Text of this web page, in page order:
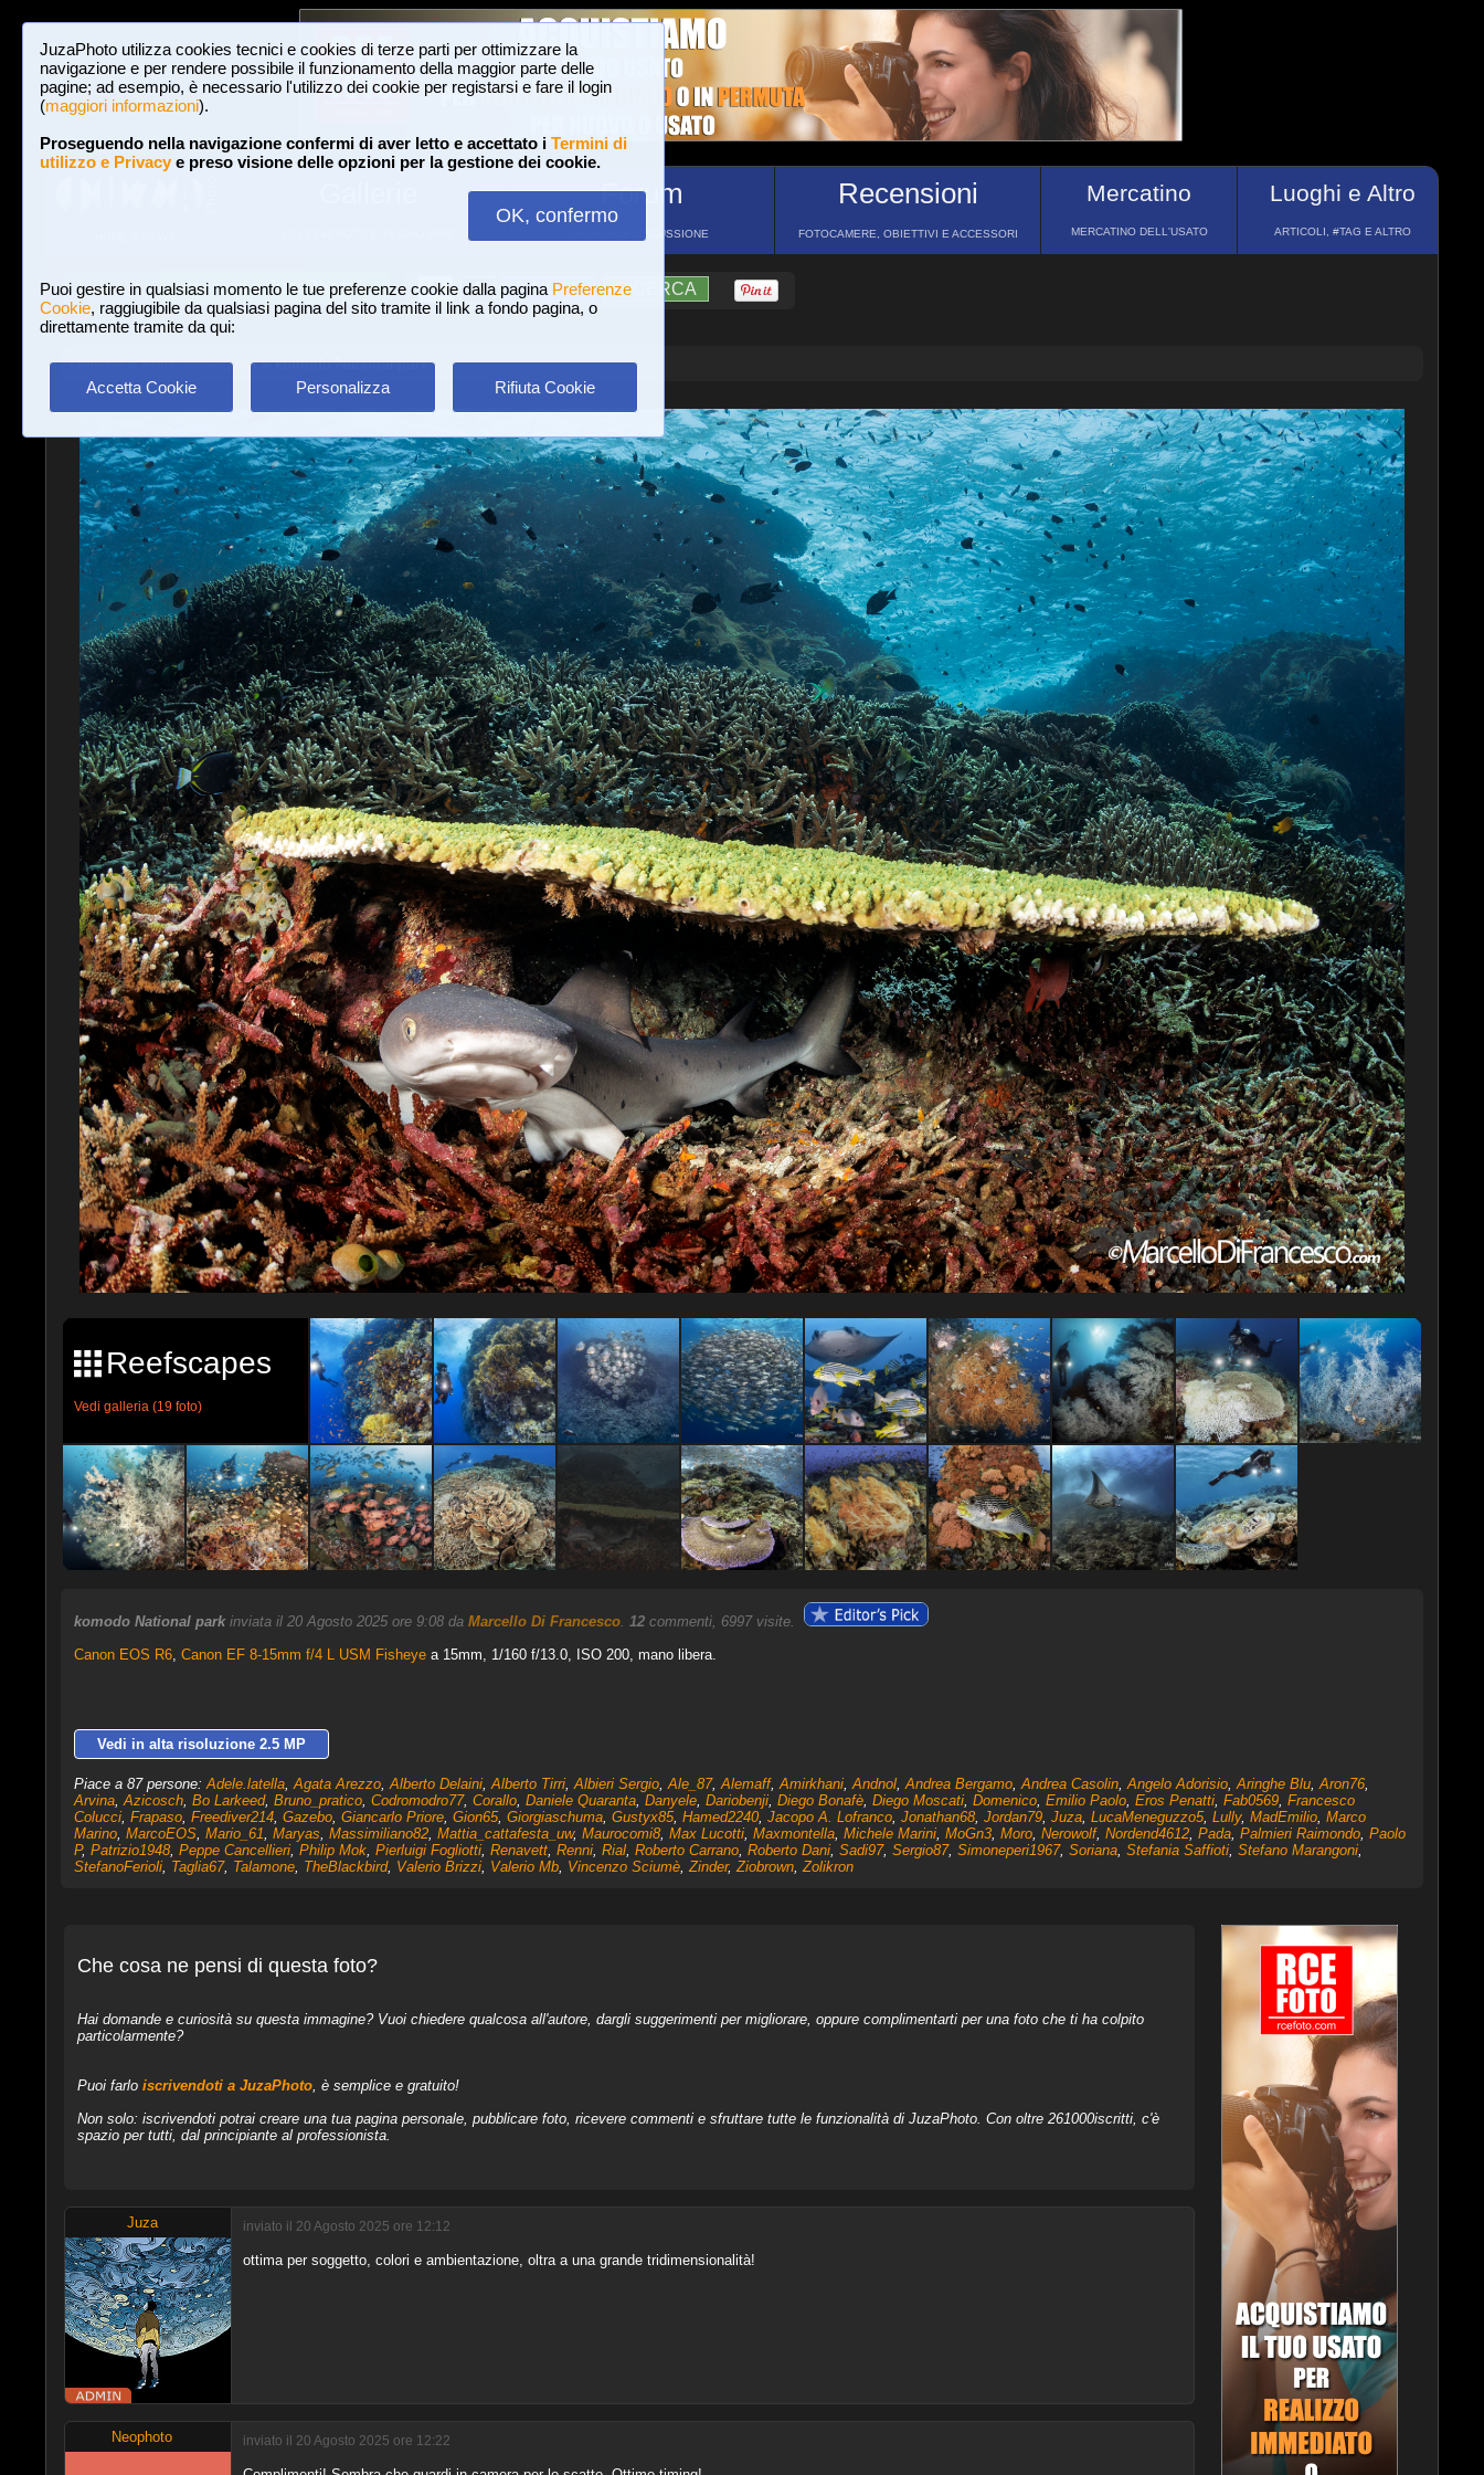
JuzaPhoto utilizza cookies tecnici e cookies di terze parti per ottimizzare la
navigazione e per rendere possibile il funzionamento della maggior parte delle
pagine; ad esempio, è necessario l'utilizzo dei cookie per registarsi e fare il login
(maggiori informazioni).
Proseguendo nella navigazione confermi di aver letto e accettato i Termini di
utilizzo e Privacye preso visione delle opzioni per la gestione dei cookie.
OK, confermo
Puoi gestire in qualsiasi momento le tue preferenze cookie dalla pagina Preferenze
Cookie, raggiugibile da qualsiasi pagina del sito tramite il link a fondo pagina, o
direttamente tramite da qui:
Accetta Cookie Personalizza Rifiuta Cookie
Forum
FORUM DI DISCUSSIONE
Recensioni
FOTOCAMERE, OBIETTIVI E ACCESSORI
Mercatino
MERCATINO DELL'USATO
Luoghi e Altro
ARTICOLI, #TAG E ALTRO
Login Iscriviti a JuzaPhoto! A A ?AIUTO RICERCA
Gallerie»Foto Subacquea» komodo National park
Reefscapes
Vedi galleria (19 foto)
komodo National park inviata il 20 Agosto 2025 ore 9:08 da Marcello Di Francesco. 12commenti, 6997 visite.
Canon EOS R6, Canon EF 8-15mm f/4 L USM Fisheyea 15mm, 1/160 f/13.0, ISO 200, mano libera.
Vedi in alta risoluzione 2.5 MP
Piace a 87 persone:Adele.latella,Agata Arezzo,Alberto Delaini,Alberto Tirri,Albieri Sergio,Ale_87,Alemaff,Amirkhani,Andnol,Andrea Bergamo,Andrea Casolin,Angelo Adorisio,Aringhe Blu,Aron76,
Arvina,Azicosch, Bo Larkeed, Bruno_pratico, Codromodro77, Corallo, Daniele Quaranta, Danyele, Dariobenji, Diego Bonafè, Diego Moscati, Domenico, Emilio Paolo, Eros Penatti, Fab0569, Francesco
Colucci, Frapaso, Freediver214, Gazebo, Giancarlo Priore, Gion65, Giorgiaschuma, Gustyx85, Hamed2240, Jacopo A. Lofranco, Jonathan68, Jordan79, Juza, LucaMeneguzzo5, Lully, MadEmilio, Marco
Marino, MarcoEOS, Mario_61, Maryas, Massimiliano82, Mattia_cattafesta_uw, Maurocomi8, Max Lucotti, Maxmontella, Michele Marini, MoGn3, Moro, Nerowolf, Nordend4612, Pada, Palmieri Raimondo, Paolo
P, Patrizio1948, Peppe Cancellieri, Philip Mok, Pierluigi Fogliotti, Renavett, Renni, Rial, Roberto Carrano, Roberto Dani, Sadi97, Sergio87, Simoneperi1967, Soriana, Stefania Saffioti, Stefano Marangoni,
StefanoFerioli, Taglia67, Talamone, TheBlackbird, Valerio Brizzi, Valerio Mb, Vincenzo Sciumè,Zinder,Ziobrown,Zolikron
Che cosa ne pensi di questa foto?
Hai domande e curiosità su questa immagine? Vuoi chiedere qualcosa all'autore, dargli suggerimenti per migliorare, oppure complimentarti per una foto che ti ha colpito
particolarmente?
Puoi farlo iscrivendoti a JuzaPhoto, è semplice e gratuito!
Non solo: iscrivendoti potrai creare una tua pagina personale, pubblicare foto, ricevere commenti e sfruttare tutte le funzionalità di JuzaPhoto. Con oltre 261000iscritti, c'è
spazio per tutti, dal principiante al professionista.
Juza inviato il 20 Agosto 2025 ore 12:12
ottima per soggetto, colori e ambientazione, oltra a una grande tridimensionalità!
Neophoto inviato il 20 Agosto 2025 ore 12:22